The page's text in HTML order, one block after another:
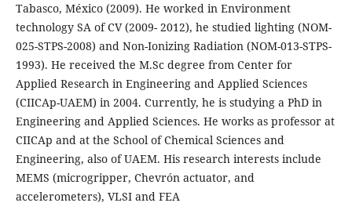
Tabasco, México (2009). He worked in Environment
technology SA of CV (2009- 2012), he studied lighting (NOM-
025-STPS-2008) and Non-Ionizing Radiation (NOM-013-STPS-
1993). He received the M.Sc degree from Center for
Applied Research in Engineering and Applied Sciences
(CIICAp-UAEM) in 2004. Currently, he is studying a PhD in
Engineering and Applied Sciences. He works as professor at
CIICAp and at the School of Chemical Sciences and
Engineering, also of UAEM. His research interests include
MEMS (microgripper, Chevrón actuator, and
accelerometers), VLSI and FEA